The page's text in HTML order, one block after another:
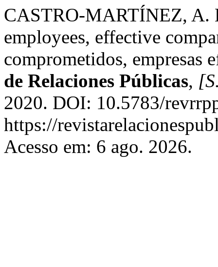
CASTRO-MARTÍNEZ, A.
employees, effective
comprometidos, empresas
de Relaciones Públicas,
2020. DOI: 10.5783/
https://
Acesso em: 6 ago. 2026.